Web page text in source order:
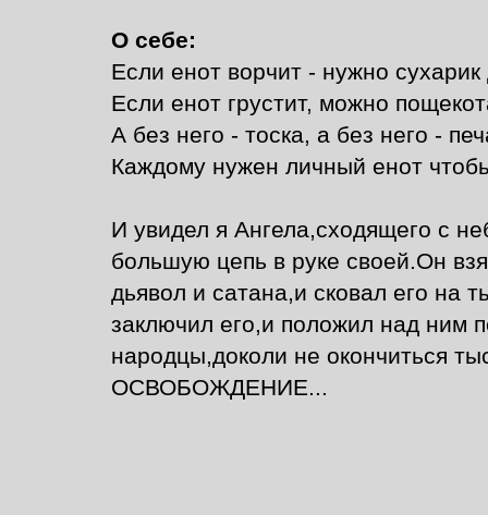
О себе:
Если енот ворчит - нужно сухарик
Если енот грустит, можно
А без него - тоска, а без него -
Каждому нужен личный енот
И увидел я Ангела,сходящего с
большую цепь в руке своей.Он
дьявол и сатана,и сковал его на
заключил его,и положил над ним
народцы,доколи не окончиться
ОСВОБОЖДЕНИЕ...